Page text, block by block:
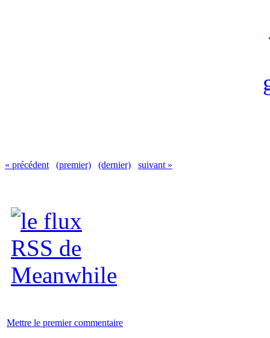
« précédent (premier) (dernier) suivant »
Mettre le premier commentaire